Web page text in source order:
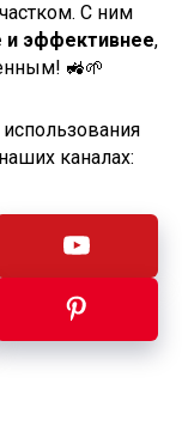
С ним
и эффективнее,
🚜🌱
каналах: